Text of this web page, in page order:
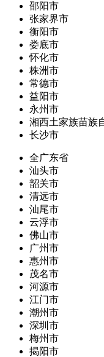
邵阳市
张家界市
衡阳市
娄底市
怀化市
株洲市
常德市
益阳市
永州市
湘西土家族苗族
长沙市
全广东省
汕头市
韶关市
清远市
汕尾市
云浮市
佛山市
广州市
惠州市
茂名市
河源市
江门市
潮州市
深圳市
梅州市
揭阳市